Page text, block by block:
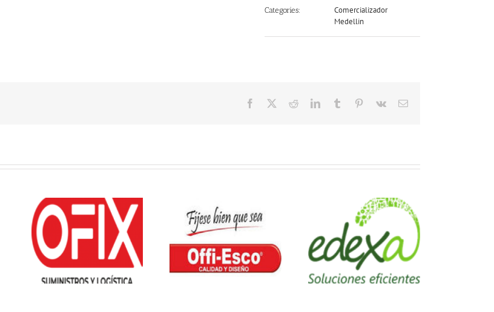
Categories:
Comercializador
Medellin
Facebook RedditLinkedInTumblr Pinterest
Vk Email
Offiesco Edexa D&L Distribuciones